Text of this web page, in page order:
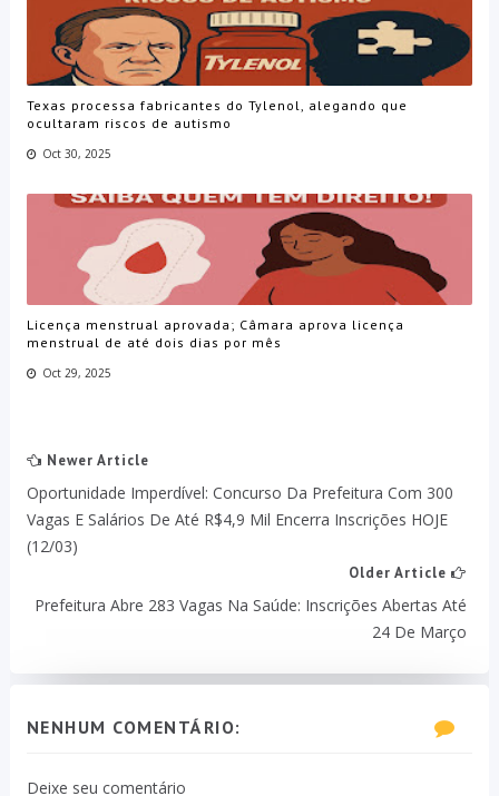
Texas processa fabricantes do Tylenol, alegando que
ocultaram riscos de autismo
Oct 30, 2025
Licença menstrual aprovada; Câmara aprova licença
menstrual de até dois dias por mês
Oct 29, 2025
Newer Article
Oportunidade Imperdível: Concurso Da Prefeitura Com 300
Vagas E Salários De Até R$4,9 Mil Encerra Inscrições HOJE
(12/03)
Older Article
Prefeitura Abre 283 Vagas Na Saúde: Inscrições Abertas Até
24 De Março
NENHUM COMENTÁRIO:
Deixe seu comentário